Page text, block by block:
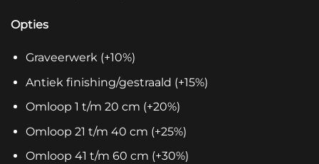
Opties
Graveerwerk (+10%)
Antiek finishing/gestraald (+15%)
Omloop 1 t/m 20 cm (+20%)
Omloop 21 t/m 40 cm (+25%)
Omloop 41 t/m 60 cm (+30%)